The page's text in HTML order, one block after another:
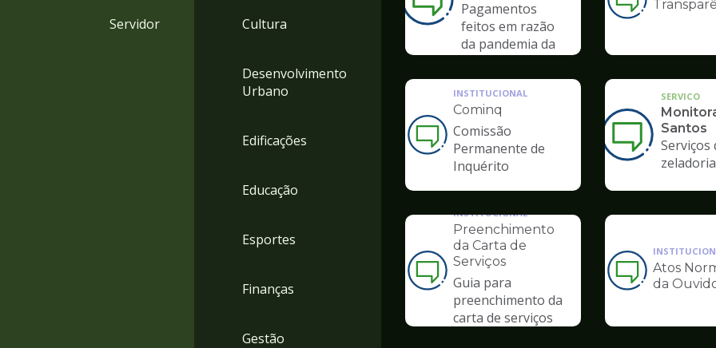
Servidor Cultura
Desenvolvimento
Urbano
Edificações
Educação
Esportes
Finanças
Gestão
Pagamentos
feitos em razão
da pandemia da
Ilustração
da
de
Ouvidoria
Ilustração
da
de
Ouvidoria
INSTITUCIONAL
Cominq
Comissão
Permanente de
Inquérito
SERVICO
Santos
Serviços
zeladoria
Ilustração
da
pagina
de
INSTITUCIONAL
Preenchimento
da Carta de
Serviços
Guia para
preenchimento da
carta de serviços
Ilustração
da
de
Atos
da